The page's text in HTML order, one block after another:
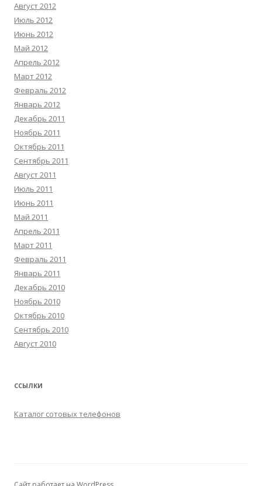
Август 2012
Июль 2012
Июнь 2012
Май 2012
Апрель 2012
Март 2012
Февраль 2012
Январь 2012
Декабрь 2011
Ноябрь 2011
Октябрь 2011
Сентябрь 2011
Август 2011
Июль 2011
Июнь 2011
Май 2011
Апрель 2011
Март 2011
Февраль 2011
Январь 2011
Декабрь 2010
Ноябрь 2010
Октябрь 2010
Сентябрь 2010
Август 2010
ССЫЛКИ
Каталог сотовых телефонов